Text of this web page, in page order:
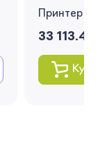
Принтер
33 113.40